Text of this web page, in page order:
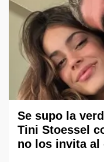
Se supo la
Tini Stoessel
no los invita al